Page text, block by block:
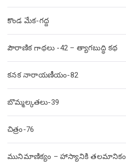
కొండ మేక-గద్ద
పౌరాణిక గాథలు -42 – త్యాగబుద్ధి కథ
కనక నారాయణీయం-82
బొమ్మల్కతలు-39
చిత్రం-76
మునిమాణిక్యం – హాస్యానికి తలమానికం